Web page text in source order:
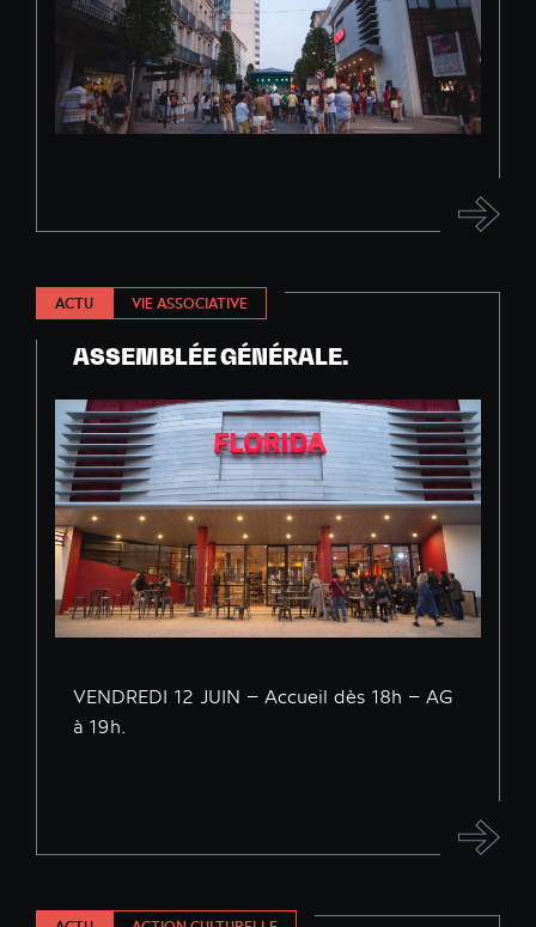
ACTU VIE ASSOCIATIVE
ASSEMBLÉE GÉNÉRALE.
VENDREDI 12 JUIN – Accueil dès 18h – AG
à 19h.